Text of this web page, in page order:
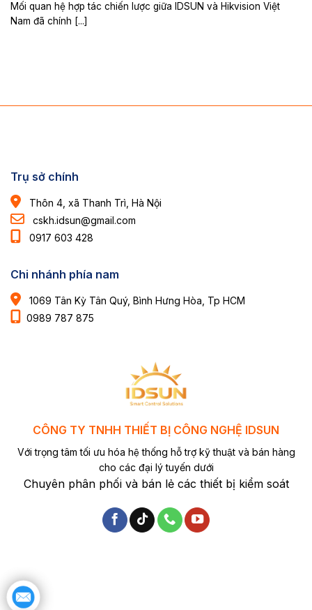
Mối quan hệ hợp tác chiến lược giữa IDSUN và Hikvision Việt
Nam đã chính [...]
Trụ sở chính
Thôn 4, xã Thanh Trì, Hà Nội
cskh.idsun@gmail.com
0917 603 428
Chi nhánh phía nam
1069 Tân Kỳ Tân Quý, Bình Hưng Hòa, Tp HCM
0989 787 875
CÔNG TY TNHH THIẾT BỊ CÔNG NGHỆ IDSUN
Với trọng tâm tối ưu hóa hệ thống hỗ trợ kỹ thuật và bán hàng
cho các đại lý tuyến dưới
Chuyên phân phối và bán lẻ các thiết bị kiểm soát